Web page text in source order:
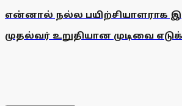
என்னால் நல்ல பயிற்சியாளராக
முதல்வர் உறுதியான முடிவை